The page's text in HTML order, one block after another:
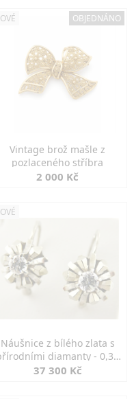
OBJEDNÁNO
Vintage brož mašle z
pozlaceného stříbra
2 000 Kč
Náušnice z bílého zlata s
diamanty - 0,30
ct
37 300 Kč